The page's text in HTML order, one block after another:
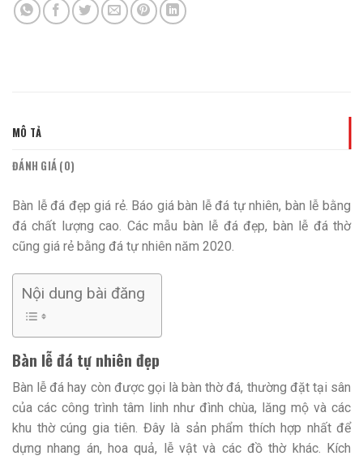
MÔ TẢ
ĐÁNH GIÁ (0)
Bàn lễ đá đẹp giá rẻ. Báo giá bàn lễ đá tự nhiên, bàn lễ bằng
đá chất lượng cao. Các mẫu bàn lễ đá đẹp, bàn lễ đá thờ
cũng giá rẻ bằng đá tự nhiên năm 2020.
Nội dung bài đăng
Bàn lễ đá tự nhiên đẹp
Bàn lễ đá hay còn được gọi là bàn thờ đá, thường đặt tại sân
của các công trình tâm linh như đình chùa, lăng mộ và các
khu thờ cúng gia tiên. Đây là sản phẩm thích hợp nhất để
dựng nhang án, hoa quả, lễ vật và các đồ thờ khác. Kích